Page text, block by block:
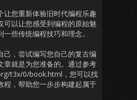
让您重新体验旧时代编程乐趣
可以让您感受到编程的原始魅
些传统编程技巧和理念。
己，尝试编写您自己的复古编
章就是为您准备的。通过参考
t3x/0/book.html，您可以找
程，帮助您一步步构建起属于